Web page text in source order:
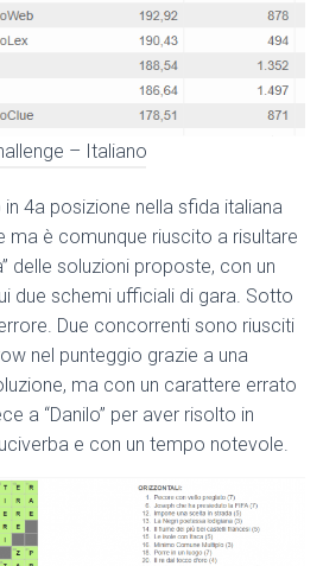
– Italiano
4a posizione nella sfida italiana
ma è comunque riuscito a risultare
delle soluzioni proposte, con un
due schemi ufficiali di gara. Sotto
Due concorrenti sono riusciti
nel punteggio grazie a una
ma con un carattere errato
a “Danilo” per aver risolto in
e con un tempo notevole.